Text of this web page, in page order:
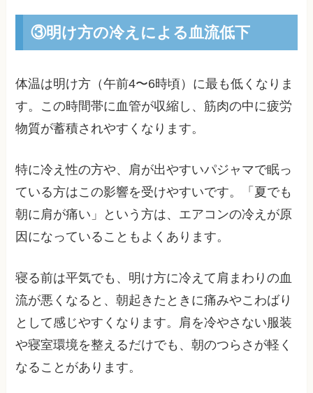
③明け方の冷えによる血流低下
体温は明け方（午前4〜6時頃）に最も低くなりま
す。この時間帯に血管が収縮し、筋肉の中に疲労
物質が蓄積されやすくなります。
特に冷え性の方や、肩が出やすいパジャマで眠っ
ている方はこの影響を受けやすいです。「夏でも
朝に肩が痛い」という方は、エアコンの冷えが原
因になっていることもよくあります。
寝る前は平気でも、明け方に冷えて肩まわりの血
流が悪くなると、朝起きたときに痛みやこわばり
として感じやすくなります。肩を冷やさない服装
や寝室環境を整えるだけでも、朝のつらさが軽く
なることがあります。